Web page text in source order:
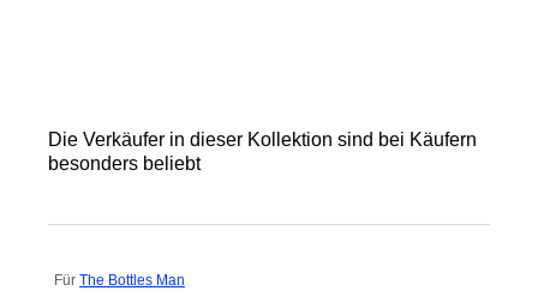
Die Verkäufer in dieser Kollektion sind bei Käufern
besonders beliebt
Für The Bottles Man